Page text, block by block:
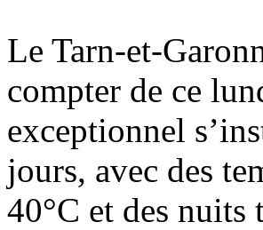
Le Tarn-et-
compter de ce
exceptionnel
jours, avec des
40°C et des nuits